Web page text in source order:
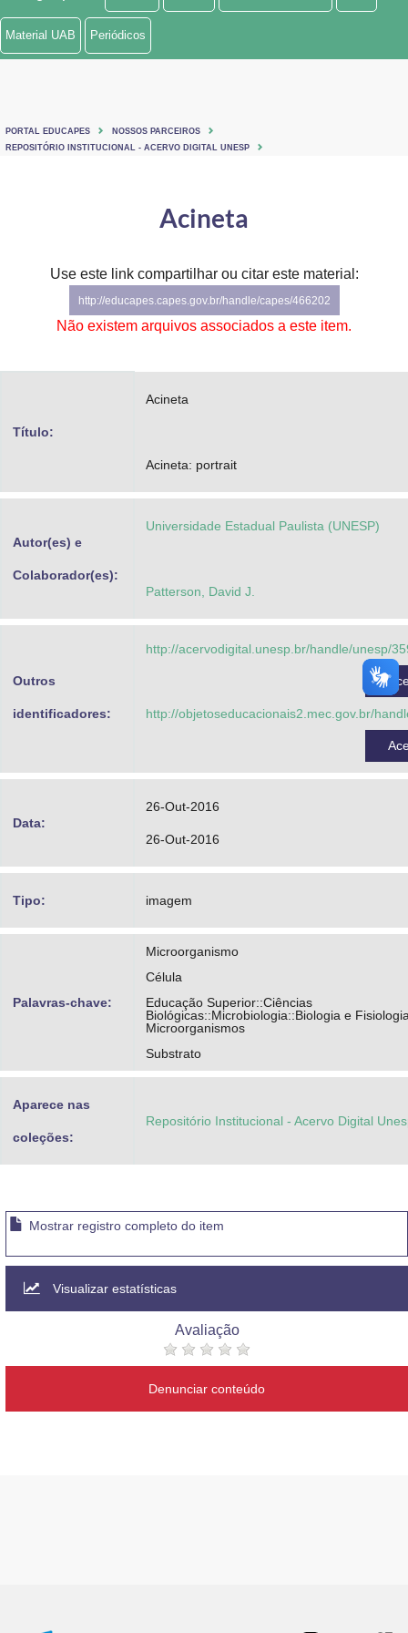
Ministério de Minas e Energia
Ministério do Turismo
Advocacia-Geral da União
Material UAB Periódicos
PORTAL EDUCAPES
NOSSOS PARCEIROS
REPOSITÓRIO INSTITUCIONAL - ACERVO DIGITAL UNESP
Acineta
Use este link compartilhar ou citar este material:
http://educapes.capes.gov.br/handle/capes/466202
Não existem arquivos associados a este item.
Título:
Acineta
Acineta: portrait
Autor(es) e
Colaborador(es):
Universidade Estadual Paulista (UNESP)
Patterson, David J.
Outros
identificadores:
http://acervodigital.unesp.br/handle/unesp/
http://objetoseducacionais2.mec.gov.br/
Data:
26-Out-2016
26-Out-2016
Tipo: imagem
Palavras-chave:
Microorganismo
Célula
Educação Superior::Ciências
Biológicas::Microbiologia::Biologia e
Microorganismos
Substrato
Aparece nas
coleções:
Repositório Institucional - Acervo Digital
Mostrar registro completo do item
Visualizar estatísticas
Avaliação
Denunciar conteúdo